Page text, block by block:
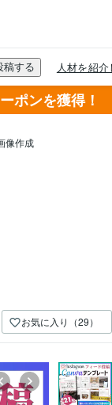
ポンを獲得！
像作成
お気に入り（29）